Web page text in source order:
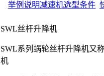
举例说明减速机选型条件
SWL丝杆升降机
SWL系列蜗轮丝杆升降机又
机